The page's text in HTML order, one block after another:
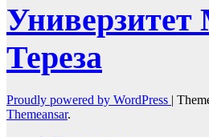
Универзитет
Тереза
Proudly powered by WordPress |
Themeansar.